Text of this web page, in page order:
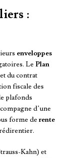
:
enveloppes
Le Plan
du contrat
fiscale des
plafonds
d’une
forme de rente
Kahn) et